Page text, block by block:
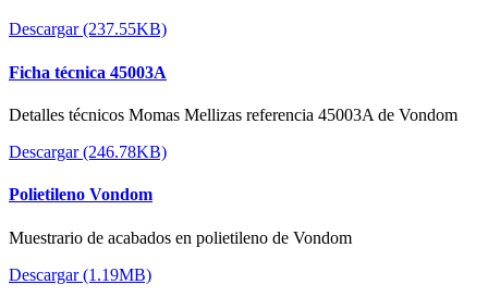
Descargar (237.55KB)
Ficha técnica 45003A
Detalles técnicos Momas Mellizas referencia 45003A de Vondom
Descargar (246.78KB)
Polietileno Vondom
Muestrario de acabados en polietileno de Vondom
Descargar (1.19MB)